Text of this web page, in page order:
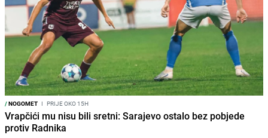
/NOGOMET I PRIJE OKO 15H
Vrapčići mu nisu bili sretni: Sarajevo ostalo bez pobjede
protiv Radnika